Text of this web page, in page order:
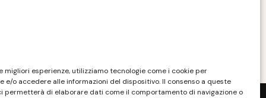
migliori esperienze, utilizziamo tecnologie come i cookie per
e/o accedere alle informazioni del dispositivo. Il consenso a queste
permetterà di elaborare dati come il comportamento di navigazione o